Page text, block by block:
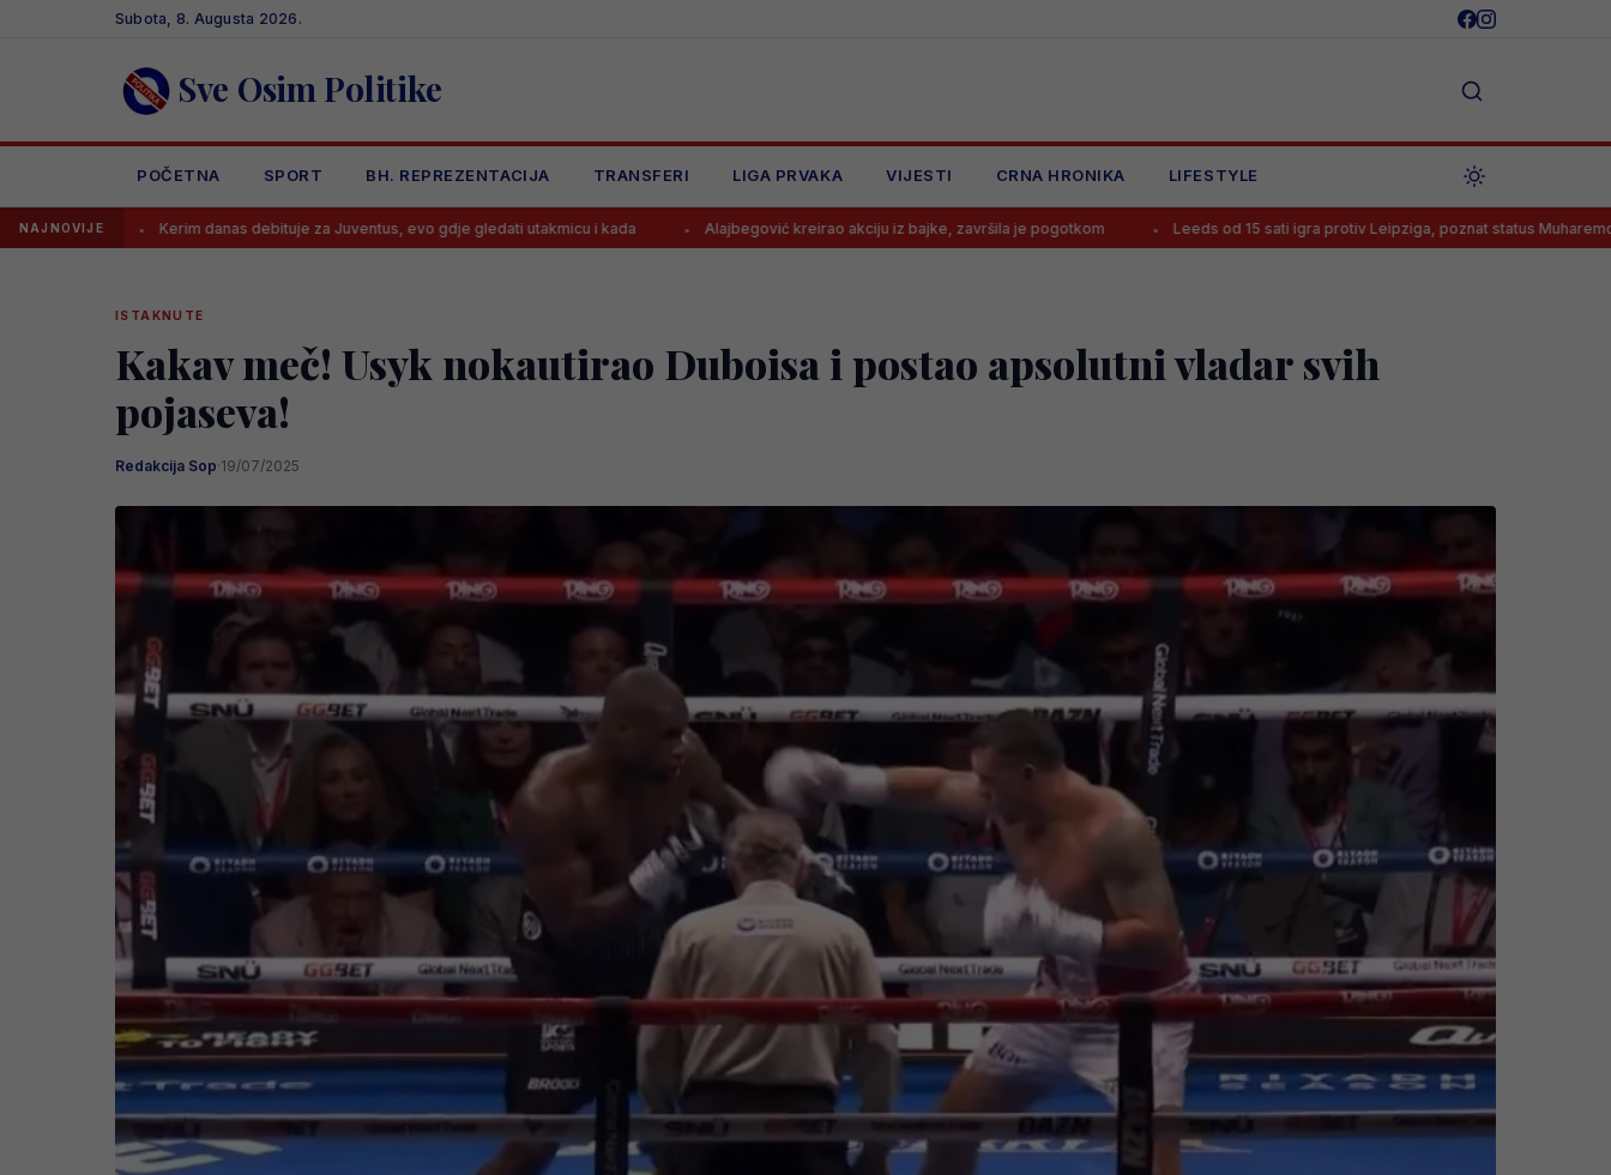
Subota, 8. Augusta 2026.
Sve Osim Politike
POČETNA SPORT BH. REPREZENTACIJA TRANSFERI LIGA PRVAKA VIJESTI CRNA HRONIKA LIFESTYLE
NAJNOVIJE
Kerim danas debituje za Juventus, evo gdje gledati utakmicu i kada Alajbegović kreirao akciju iz bajke, završila je pogotkom Leeds od 15 sati igra protiv Leipziga, poznat status Muharemovića
ISTAKNUTE
Kakav meč! Usyk nokautirao Duboisa i postao apsolutni vladar svih
pojaseva!
Redakcija Sop·19/07/2025